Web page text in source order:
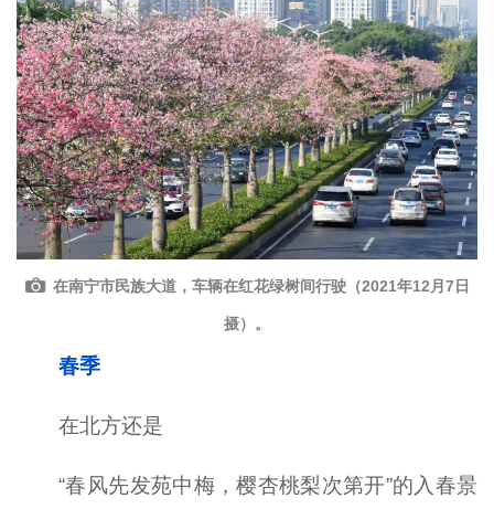
在南宁市民族大道，车辆在红花绿树间行驶（2021年12月7日
摄）。
春季
在北方还是
“春风先发苑中梅，樱杏桃梨次第开”的入春景